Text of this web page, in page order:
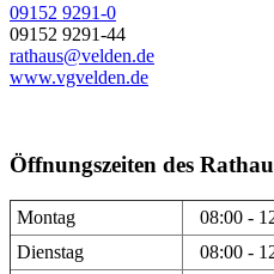
09152 9291-0
09152 9291-44
rathaus@velden.de
www.vgvelden.de
Öffnungszeiten des
Montag 08:00 -
Dienstag
08:00 -